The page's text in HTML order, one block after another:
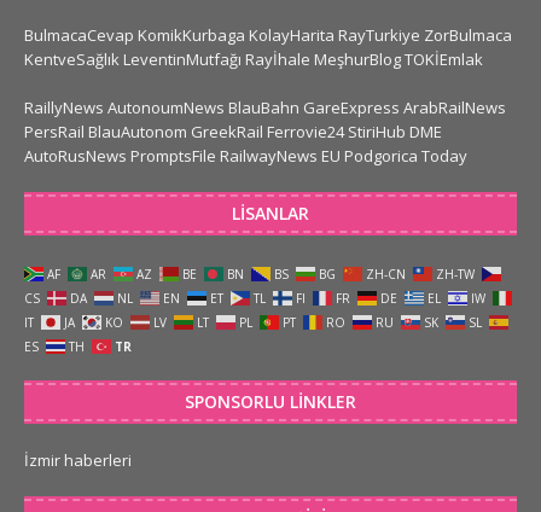
BulmacaCevap KomikKurbaga KolayHarita RayTurkiye ZorBulmaca
KentveSağlık LeventinMutfağı Rayİhale MeşhurBlogTOKİEmlak
RaillyNews AutonoumNews BlauBahn GareExpress ArabRailNews
PersRail BlauAutonom GreekRail Ferrovie24 StiriHub DME
AutoRusNews PromptsFile RailwayNews EU Podgorica Today
LISANLAR
AF AR AZ BE BN BS BG ZH-CN
ZH-TW
CS
DA NL EN ET TL FI FR DE EL
IW
IT
JA KO LV LT PL PT RO RU SK
SL
ES
TH TR
SPONSORLU LINKLER
İzmir haberleri